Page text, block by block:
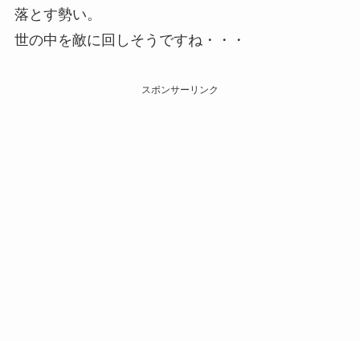
落とす勢い。
世の中を敵に回しそうですね・・・
スポンサーリンク